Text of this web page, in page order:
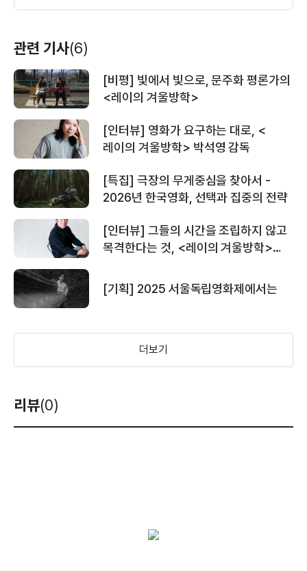
관련 기사(6)
[비평] 빛에서 빛으로, 문주화 평론가의
<레이의 겨울방학>
[인터뷰] 영화가 요구하는 대로, <
레이의 겨울방학> 박석영 감독
[특집] 극장의 무게중심을 찾아서 -
2026년 한국영화, 선택과 집중의 전략
[인터뷰] 그들의 시간을 조립하지 않고
목격한다는 것, <레이의 겨울방학>
[기획] 2025 서울독립영화제에서는
더보기
리뷰(0)